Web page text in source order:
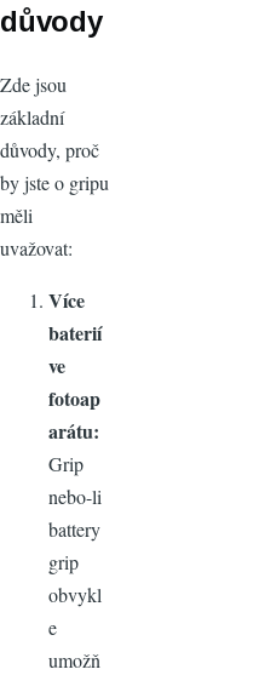
důvody
Zde jsou
základní
důvody, proč
by jste o gripu
měli
uvažovat:
Více
baterií
ve
fotoap
arátu:
Grip
nebo-li
battery
grip
obvykl
e
umožň